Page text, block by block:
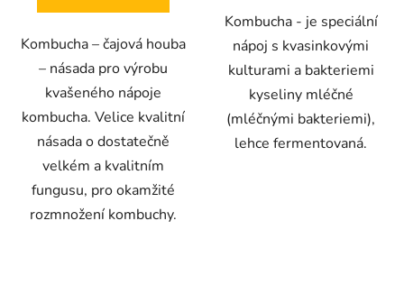
Kombucha – čajová houba
– násada pro výrobu
kvašeného nápoje
kombucha. Velice kvalitní
násada o dostatečně
velkém a kvalitním
fungusu, pro okamžité
rozmnožení kombuchy.
Kombucha - je speciální
nápoj s kvasinkovými
kulturami a bakteriemi
kyseliny mléčné
(mléčnými bakteriemi),
lehce fermentovaná.